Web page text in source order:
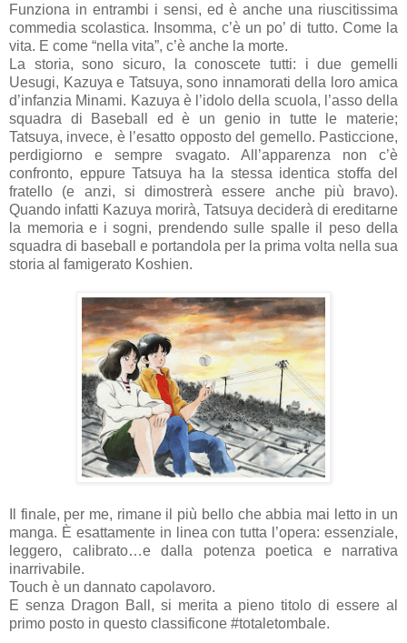
Funziona in entrambi i sensi, ed è anche una riuscitissima
commedia scolastica. Insomma, c’è un po’ di tutto. Come la
vita. E come “nella vita”, c’è anche la morte.
La storia, sono sicuro, la conoscete tutti: i due gemelli
Uesugi, Kazuya e Tatsuya, sono innamorati della loro amica
d’infanzia Minami. Kazuya è l’idolo della scuola, l’asso della
squadra di Baseball ed è un genio in tutte le materie;
Tatsuya, invece, è l’esatto opposto del gemello. Pasticcione,
perdigiorno e sempre svagato. All’apparenza non c’è
confronto, eppure Tatsuya ha la stessa identica stoffa del
fratello (e anzi, si dimostrerà essere anche più bravo).
Quando infatti Kazuya morirà, Tatsuya deciderà di ereditarne
la memoria e i sogni, prendendo sulle spalle il peso della
squadra di baseball e portandola per la prima volta nella sua
storia al famigerato Koshien.
Il finale, per me, rimane il più bello che abbia mai letto in un
manga. È esattamente in linea con tutta l’opera: essenziale,
leggero, calibrato…e dalla potenza poetica e narrativa
inarrivabile.
Touch è un dannato capolavoro.
E senza Dragon Ball, si merita a pieno titolo di essere al
primo posto in questo classificone #totaletombale.